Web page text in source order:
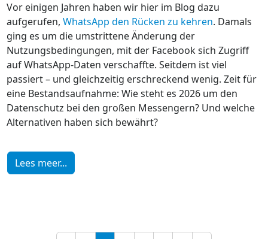
Vor einigen Jahren haben wir hier im Blog dazu
aufgerufen, WhatsApp den Rücken zu kehren. Damals
ging es um die umstrittene Änderung der
Nutzungsbedingungen, mit der Facebook sich Zugriff
auf WhatsApp-Daten verschaffte. Seitdem ist viel
passiert – und gleichzeitig erschreckend wenig. Zeit für
eine Bestandsaufnahme: Wie steht es 2026 um den
Datenschutz bei den großen Messengern? Und welche
Alternativen haben sich bewährt?
Lees meer...